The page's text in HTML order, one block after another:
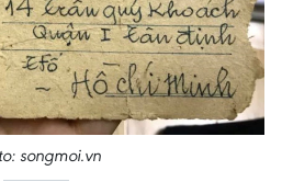
songmoi.vn